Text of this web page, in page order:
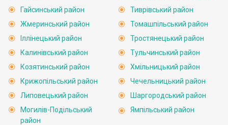
Гайсинський район
Жмеринський район
Іллінецький район
Калинівський район
Козятинський район
Крижопільський район
Липовецький район
Могилів-Подільський
район
Тиврівський район
Томашпільський район
Тростянецький район
Тульчинський район
Хмільницький район
Чечельницький район
Шаргородський район
Ямпільський район